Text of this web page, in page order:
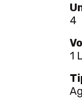
4
1 L